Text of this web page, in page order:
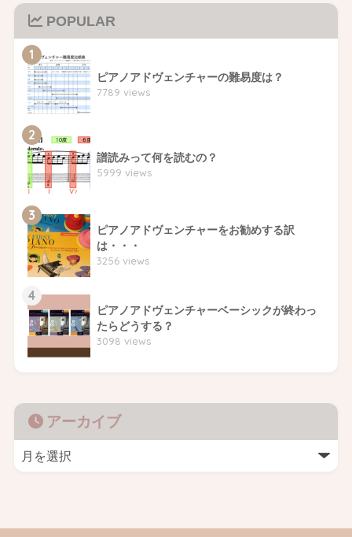
POPULAR
1
ピアノアドヴェンチャーの難易度は？
7789 views
2
譜読みって何を読むの？
5999 views
3
ピアノアドヴェンチャーをお勧めする訳
は・・・
3256 views
4
ピアノアドヴェンチャーベーシックが終わっ
たらどうする？
3098 views
アーカイブ